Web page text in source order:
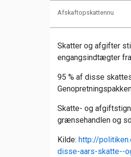
Afskaftopskattennu
Skatter og afgifter
engangsindtægter
95 % af disse
Skatte- og
grænsehandlen og
Kilde: http://
disse-aars-skatte--